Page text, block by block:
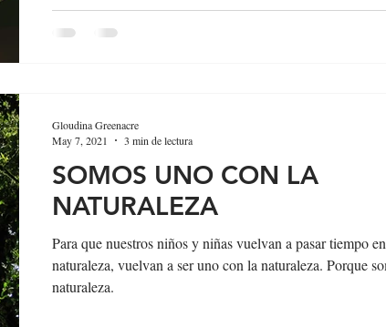
SOMOS UNO CON LA
NATURALEZA
Para que nuestros niños y niñas vuelvan a pasar tiempo
naturaleza, vuelvan a ser uno con la naturaleza. Porque
naturaleza.
Gloudina Greenacre
May 7, 2021
3 min de lectura